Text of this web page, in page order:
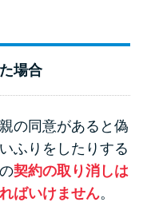
場合
の同意があると偽
ふりをしたりする
契約の取り消しは
ばいけません。